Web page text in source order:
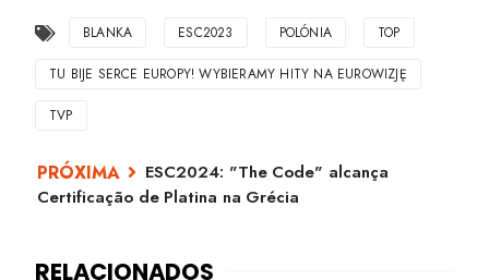
BLANKA ESC2023 POLÓNIA TOP
TU BIJE SERCE EUROPY! WYBIERAMY HITY NA EUROWIZJĘ
TVP
ESC2024: "The Code" alcança
Certificação de Platina na Grécia